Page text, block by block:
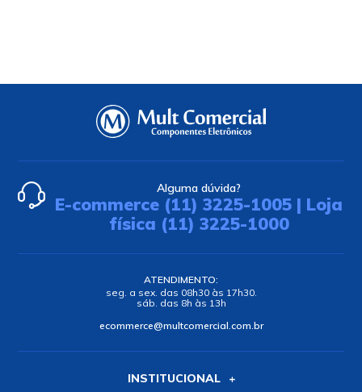
Alguma dúvida?
E-commerce (11) 3225-1005 | Loja
física (11) 3225-1000
ATENDIMENTO:
seg. a sex. das 08h30 às 17h30.
sáb. das 8h às 13h
ecommerce@multcomercial.com.br
INSTITUCIONAL